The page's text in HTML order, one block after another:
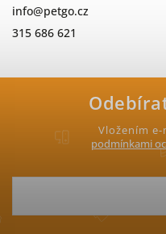
Vložením
podmínkami
info@petgo.cz
315 686 621